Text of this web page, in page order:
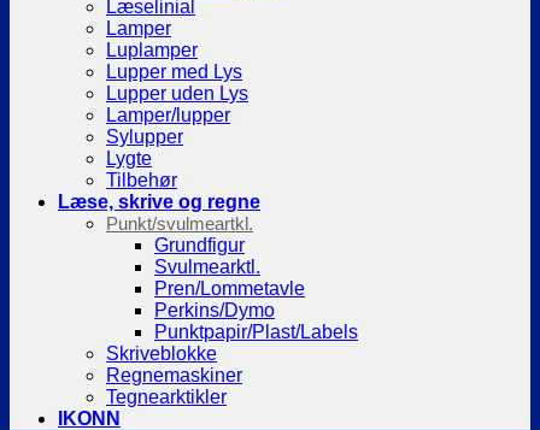
Læselinial
Lamper
Luplamper
Lupper med Lys
Lupper uden Lys
Lamper/lupper
Sylupper
Lygte
Tilbehør
Læse, skrive og regne
Punkt/svulmeartkl.
Grundfigur
Svulmearktl.
Pren/Lommetavle
Perkins/Dymo
Punktpapir/Plast/Labels
Skriveblokke
Regnemaskiner
Tegnearktikler
IKONN